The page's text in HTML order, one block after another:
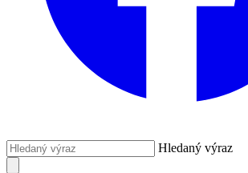
Hledaný výraz